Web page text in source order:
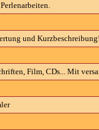
und
Film, CDs... Mit